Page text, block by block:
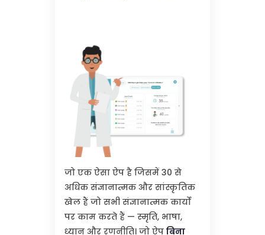
जो एक ऐसा ऐप है जिसमें 30 से
अधिक संज्ञानात्मक और सांस्कृतिक
खेल हैं जो सभी संज्ञानात्मक कार्यों
पर काम करते हैं — स्मृति, भाषा,
ध्यान और रणनीति। जो ऐप बिना